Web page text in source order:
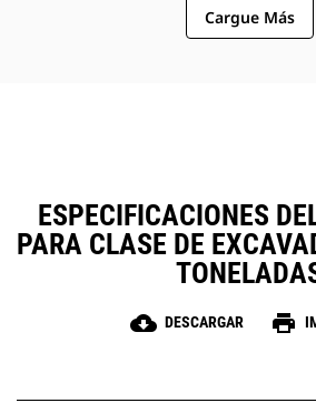
Cargue Más
ESPECIFICACIONES
PARA CLASE DE
cloud_download DESCARGAR print